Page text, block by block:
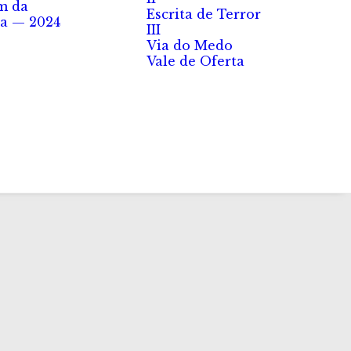
da
— 2024
Escrita de Terror
III
Via do Medo
Vale de Oferta